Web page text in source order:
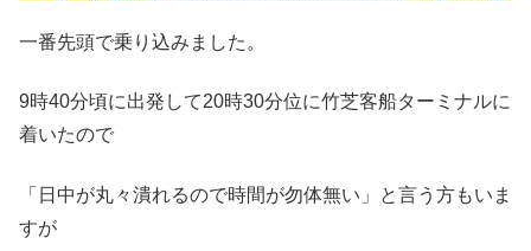
一番先頭で乗り込みました。
9時40分頃に出発して20時30分位に竹芝客船ターミナルに
着いたので
「日中が丸々潰れるので時間が勿体無い」と言う方もいま
すが